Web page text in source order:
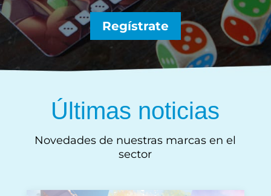
Regístrate
Últimas noticias
Novedades de nuestras marcas en el
sector